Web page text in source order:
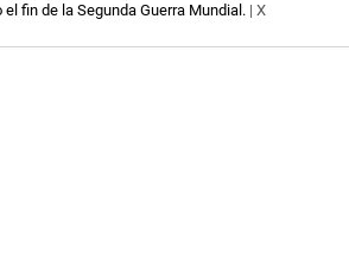
fin de la Segunda Guerra Mundial. | X